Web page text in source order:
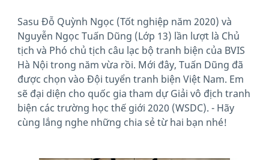
Sasu Đỗ Quỳnh Ngọc (Tốt nghiệp năm 2020) và
Nguyễn Ngọc Tuấn Dũng (Lớp 13) lần lượt là Chủ
tịch và Phó chủ tịch câu lạc bộ tranh biện của BVIS
Hà Nội trong năm vừa rồi. Mới đây, Tuấn Dũng đã
được chọn vào Đội tuyển tranh biện Việt Nam. Em
sẽ đại diện cho quốc gia tham dự Giải vô địch tranh
biện các trường học thế giới 2020 (WSDC). - Hãy
cùng lắng nghe những chia sẻ từ hai bạn nhé!